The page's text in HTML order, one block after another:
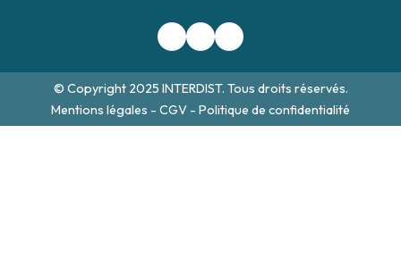
© Copyright 2025 INTERDIST. Tous droits réservés.
Mentions légales - CGV - Politique de confidentialité